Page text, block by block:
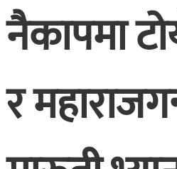
नैकापमा
र